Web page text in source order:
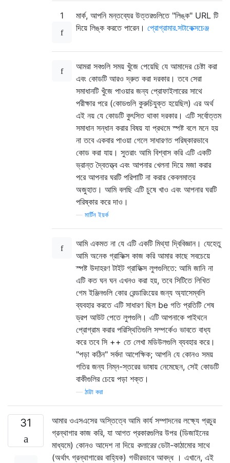
1
মার্ক, আপনি মন্তব্যের উত্তরগুলিতে "লিঙ্ক" URL টি
দিয়ে লিঙ্ক করতে পারেন। প্রোগ্রামার.সটাকেক্সচেঞ্জ
আমরা সবগুলি সময় খুঁজে পেয়েছি যে আমাদের চেষ্টা করা
এবং কোডটি আরও দ্রুত করা দরকার। তবে সেরা
সমাধানটি খুঁজে পাওয়ার জন্য প্রোফাইলারের সাথে
পরীক্ষার পরে (কোডগুলি কুরুচিযুক্ত হয়েছিল) এর অর্থ
এই নয় যে কোডটি কুৎসিত থাকা দরকার। এটি সর্বোত্তম
সমাধান সন্ধান করার বিষয় যা প্রথমে স্পষ্ট বলে মনে হয়
না তবে একবার পাওয়া গেলে সাধারণত পরিষ্কারভাবে
কোড করা যায়। সুতরাং আমি বিশ্বাস করি এটি একটি
ভ্রান্ত দ্বৈতত্ত্ব এবং আপনার খেলনা দিয়ে মজা করার
পরে আপনার ঘরটি পরিপাটি না করার কেবলমাত্র
অজুহাত। আমি বলছি এটি চুষে খাও এবং আপনার ঘরটি
পরিষ্কার করে দাও।
মার্টিন ইয়র্ক
আমি একমত না যে এটি একটি মিথ্যা দ্বিবিজ্ঞান। যেহেতু
আমি অনেক গ্রাফিক্স কাজ করি আমার কাছে সবচেয়ে
স্পষ্ট উদাহরণ টাইট গ্রাফিক্স লুপগুলিতে: আমি জানি না
এটি কত ঘন ঘন এখনও করা হয়, তবে সিটিতে লিখিত
গেম ইঞ্জিনগুলি কোর রেন্ডারিংয়ের জন্য অ্যাসেম্বলি
ব্যবহার করতে এটি সাধারণ ছিল be গতি প্রতিটি শেষ
ড্রপ আউট পেতে লুপগুলি। এটি আপনাকে পাইথনে
প্রোগ্রাম করার পরিস্থিতিগুলি সম্পর্কেও ভাবতে বাধ্য
করে তবে সি ++ তে লেখা মডিউলগুলি ব্যবহার করে।
"পড়া কঠিন" সর্বদা আপেক্ষিক; আপনি যে কোনও সময়
গতির জন্য নিম্ন-স্তরের ভাষায় নেমেছেন, সেই কোডটি
বাকীগুলির চেয়ে পড়া শক্ত।
ঠাট্টা করা
31
আমার ওএসএসের অস্তিত্বে আমি কার্য সম্পাদনের লক্ষ্যে প্রচুর
গ্রন্থাগার কাজ করি, যা আগত প্রকারগুলির উপর (ডিজাইনের
মাধ্যমে) কোনও আদেশ না দিয়ে কলারেরডেটা-কাঠামোর সাথে
(অর্থাৎ গ্রন্থাগারের বাহ্যিক) গভীরভাবে আবদ্ধ । এখানে, এই